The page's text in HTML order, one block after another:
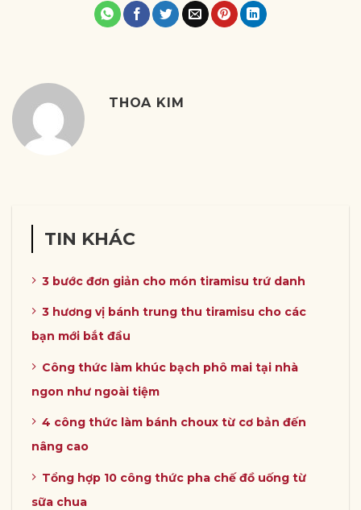
THOA KIM
TIN KHÁC
3 bước đơn giản cho món tiramisu trứ danh
3 hương vị bánh trung thu tiramisu cho các
bạn mới bắt đầu
Công thức làm khúc bạch phô mai tại nhà
ngon như ngoài tiệm
4 công thức làm bánh choux từ cơ bản đến
nâng cao
Tổng hợp 10 công thức pha chế đồ uống từ
sữa chua